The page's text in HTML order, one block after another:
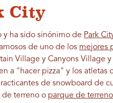
City
y ha sido sinónimo de Park
de uno de los mejores
Village y Canyons Village
a "hacer pizza" y los atletas
de snowboard de
de terreno o parque de terreno